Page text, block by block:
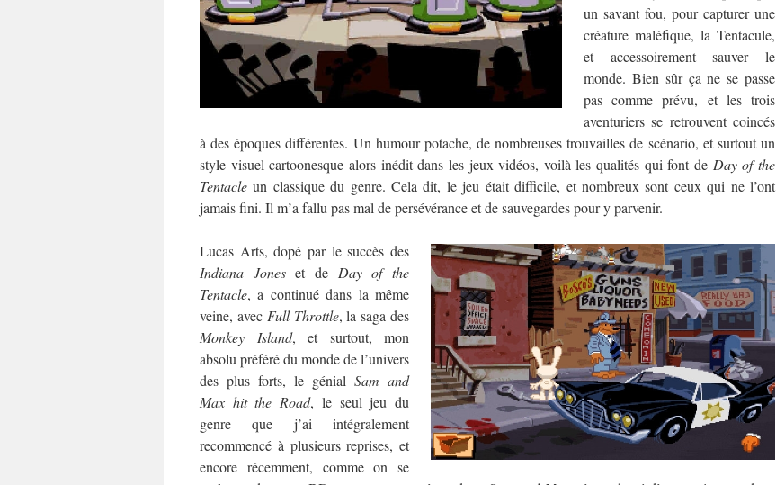
un savant fou, pour capturer une
créature maléfique, la Tentacule,
et accessoirement sauver le
monde. Bien sûr ça ne se passe
pas comme prévu, et les trois
aventuriers se retrouvent coincés
à des époques différentes. Un humour potache, de nombreuses trouvailles de scénario, et surtout un
style visuel cartoonesque alors inédit dans les jeux vidéos, voilà les qualités qui font de Day of the
Tentacle un classique du genre. Cela dit, le jeu était difficile, et nombreux sont ceux qui ne l’ont
jamais fini. Il m’a fallu pas mal de persévérance et de sauvegardes pour y parvenir.
Lucas Arts, dopé par le succès des
Indiana Joneset de Day of the
Tentacle, a continué dans la même
veine, avec Full Throttle, la saga des
Monkey Island, et surtout, mon
absolu préféré du monde de l’univers
des plus forts, le génial Sam and
Max hit the Road, le seul jeu du
genre que j’ai intégralement
recommencé à plusieurs reprises, et
encore récemment, comme on se